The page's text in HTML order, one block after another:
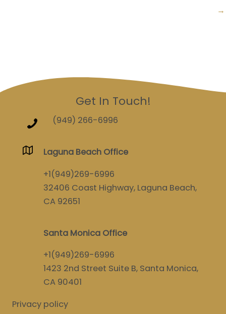
→
Get In Touch!
(949) 266-6996
Laguna Beach Office
+1(949)269-6996
32406 Coast Highway, Laguna Beach,
CA 92651
Santa Monica Office
+1(949)269-6996
1423 2nd Street Suite B, Santa Monica,
CA 90401
Privacy policy